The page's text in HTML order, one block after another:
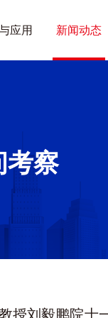
应用 新闻动态
考察
刘毅鹏院士